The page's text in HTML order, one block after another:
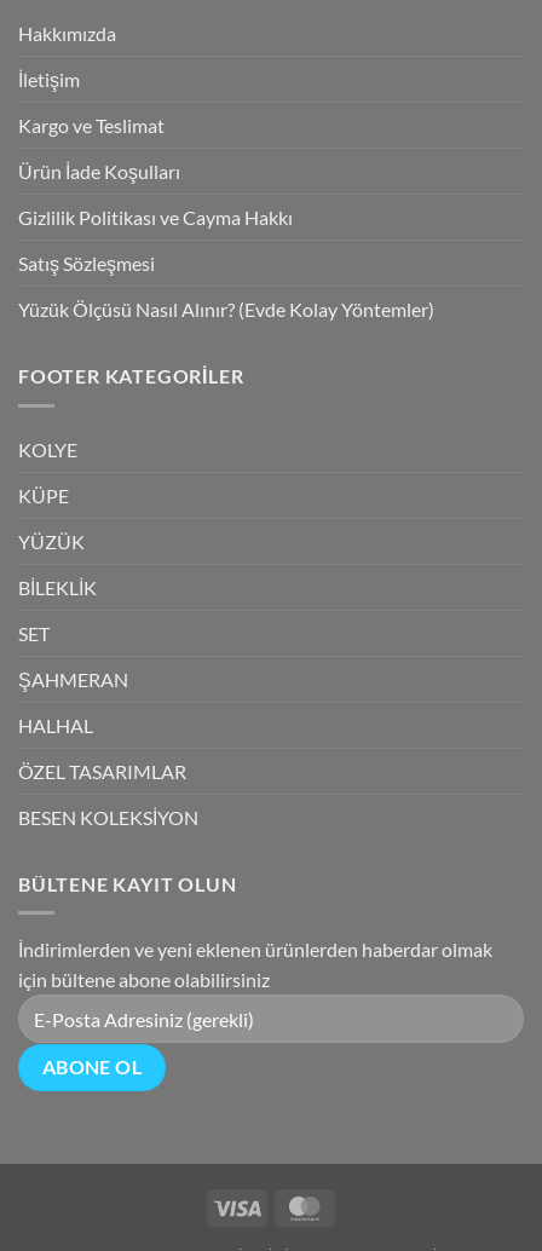
Hakkımızda
İletişim
Kargo ve Teslimat
Ürün İade Koşulları
Gizlilik Politikası ve Cayma Hakkı
Satış Sözleşmesi
Yüzük Ölçüsü Nasıl Alınır? (Evde Kolay Yöntemler)
FOOTER KATEGORILER
KOLYE
KÜPE
YÜZÜK
BİLEKLİK
SET
ŞAHMERAN
HALHAL
ÖZEL TASARIMLAR
BESEN KOLEKSİYON
BÜLTENE KAYIT OLUN
İndirimlerden ve yeni eklenen ürünlerden haberdar olmak
için bültene abone olabilirsiniz
Visa